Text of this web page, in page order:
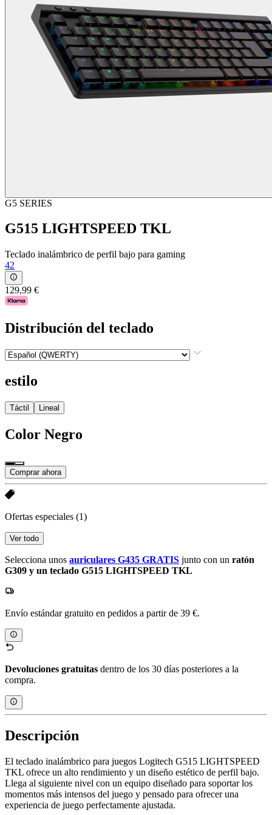
G5 SERIES
G515 LIGHTSPEED TKL
Teclado inalámbrico de perfil bajo para gaming
42
129,99 €
Distribución del teclado
estilo
Táctil Lineal
Color Negro
Comprar ahora
Ofertas especiales (1)
Ver todo
Selecciona unos auriculares G435 GRATIS junto con un ratón
G309 y un teclado G515 LIGHTSPEED TKL
Envío estándar gratuito en pedidos a partir de 39 €.
Devoluciones gratuitas dentro de los 30 días posteriores a la
compra.
Descripción
El teclado inalámbrico para juegos Logitech G515 LIGHTSPEED
TKL ofrece un alto rendimiento y un diseño estético de perfil bajo.
Llega al siguiente nivel con un equipo diseñado para soportar los
momentos más intensos del juego y pensado para ofrecer una
experiencia de juego perfectamente ajustada.